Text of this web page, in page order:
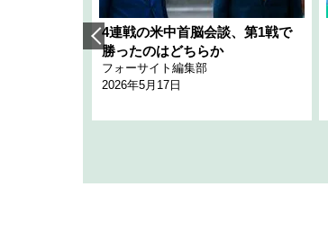
4連戦の米中首脳会談、第1戦で
勝ったのはどちらか
フォーサイト編集部
2026年5月17日